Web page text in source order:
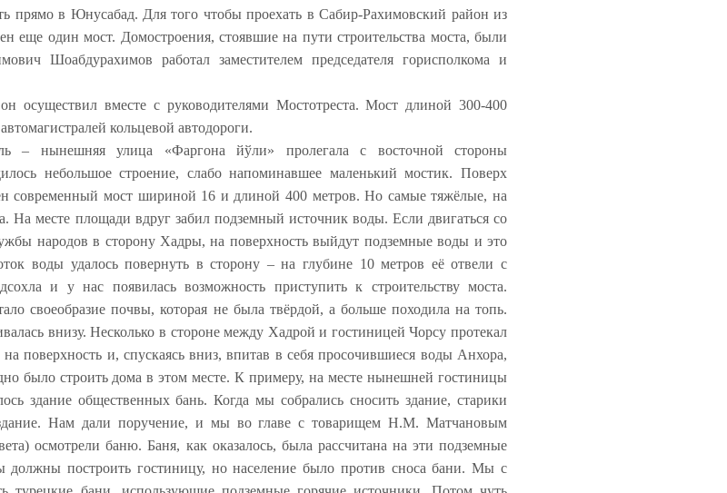
прямо в Юнусабад. Для того чтобы проехать в Сабир-Рахимовский район из
еще один мост. Домостроения, стоявшие на пути строительства моста, были
Шоабдурахимов работал заместителем председателя горисполкома и
осуществил вместе с руководителями Мостотреста. Мост длиной 300-400
кольцевой автодороги.
– нынешняя улица «Фаргона йўли» пролегала с восточной стороны
небольшое строение, слабо напоминавшее маленький мостик. Поверх
современный мост шириной 16 и длиной 400 метров. Но самые тяжёлые, на
На месте площади вдруг забил подземный источник воды. Если двигаться со
народов в сторону Хадры, на поверхность выйдут подземные воды и это
воды удалось повернуть в сторону – на глубине 10 метров её отвели с
и у нас появилась возможность приступить к строительству моста.
своеобразие почвы, которая не была твёрдой, а больше походила на топь.
внизу. Несколько в стороне между Хадрой и гостиницей Чорсу протекал
поверхность и, спускаясь вниз, впитав в себя просочившиеся воды Анхора,
было строить дома в этом месте. К примеру, на месте нынешней гостиницы
здание общественных бань. Когда мы собрались сносить здание, старики
Нам дали поручение, и мы во главе с товарищем Н.М. Матчановым
осмотрели баню. Баня, как оказалось, была рассчитана на эти подземные
должны построить гостиницу, но население было против сноса бани. Мы с